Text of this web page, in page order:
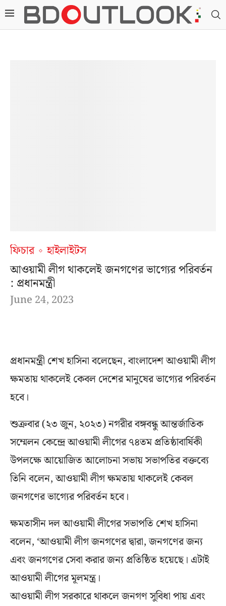
ফিচার
হাইলাইটস
আওয়ামী লীগ থাকলেই জনগণের ভাগ্যের পরিবর্তন
: প্রধানমন্ত্রী
June 24, 2023
প্রধানমন্ত্রী শেখ হাসিনা বলেছেন, বাংলাদেশ আওয়ামী লীগ
ক্ষমতায় থাকলেই কেবল দেশের মানুষের ভাগ্যের পরিবর্তন
হবে।
শুক্রবার (২৩ জুন, ২০২৩) নগরীর বঙ্গবন্ধু আন্তর্জাতিক
সম্মেলন কেন্দ্রে আওয়ামী লীগের ৭৪তম প্রতিষ্ঠাবার্ষিকী
উপলক্ষে আয়োজিত আলোচনা সভায় সভাপতির বক্তব্যে
তিনি বলেন, আওয়ামী লীগ ক্ষমতায় থাকলেই কেবল
জনগণের ভাগ্যের পরিবর্তন হবে।
ক্ষমতাসীন দল আওয়ামী লীগের সভাপতি শেখ হাসিনা
বলেন, ‘আওয়ামী লীগ জনগণের দ্বারা, জনগণের জন্য
এবং জনগণের সেবা করার জন্য প্রতিষ্ঠিত হয়েছে। এটাই
আওয়ামী লীগের মূলমন্ত্র।
আওয়ামী লীগ সরকারে থাকলে জনগণ সুবিধা পায় এবং